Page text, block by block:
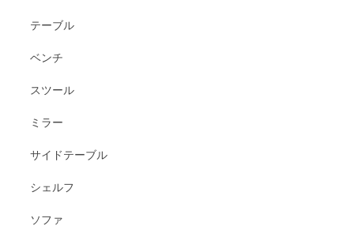
テーブル
ベンチ
スツール
ミラー
サイドテーブル
シェルフ
ソファ